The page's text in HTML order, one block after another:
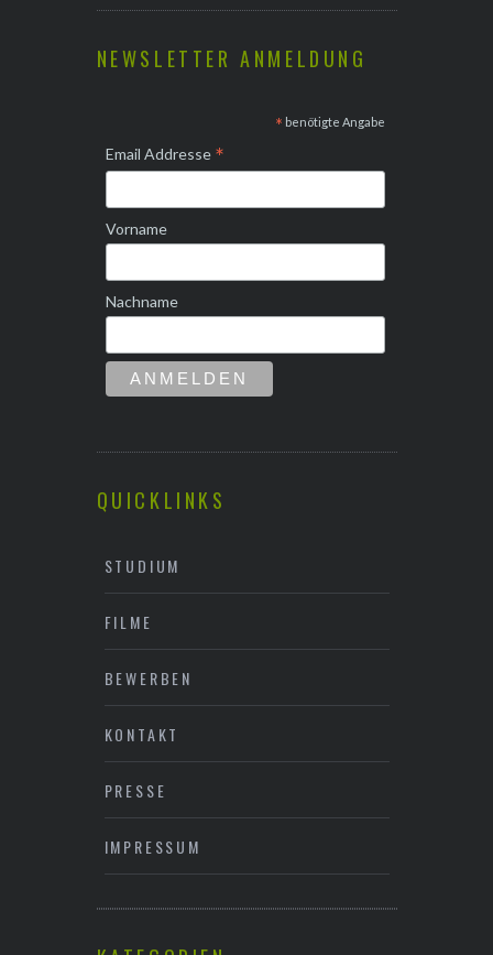
NEWSLETTER ANMELDUNG
* benötigte Angabe
Email Addresse *
Vorname
Nachname
QUICKLINKS
STUDIUM
FILME
BEWERBEN
KONTAKT
PRESSE
IMPRESSUM